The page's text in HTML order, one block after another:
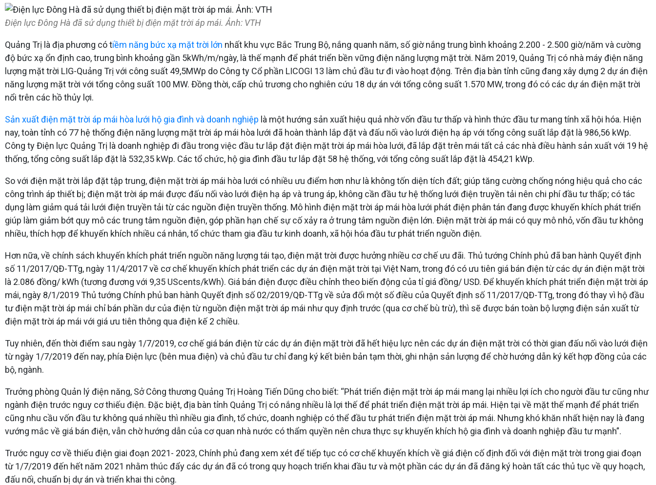
Điện lực Đông Hà đã sử dụng thiết bị điện mặt trời áp mái. Ảnh: VTH
Quảng Trị là địa phương có tiềm năng bức xạ mặt trời lớn nhất khu vực Bắc Trung Bộ, nắng quanh năm, số giờ nắng trung bình khoảng 2.200 - 2.500 giờ/năm và cường
độ bức xạ ổn định cao, trung bình khoảng gần 5kWh/m/ngày, là thế mạnh để phát triển bền vững điện năng lượng mặt trời. Năm 2019, Quảng Trị có nhà máy điện năng
lượng mặt trời LIG-Quảng Trị với công suất 49,5MWp do Công ty Cổ phần LICOGI 13 làm chủ đầu tư đi vào hoạt động. Trên địa bàn tỉnh cũng đang xây dựng 2 dự án điện
năng lượng mặt trời với tổng công suất 100 MW. Đồng thời, cấp chủ trương cho nghiên cứu 18 dự án với tổng công suất 1.570 MW, trong đó có các dự án điện mặt trời
nổi trên các hồ thủy lợi.
Sản xuất điện mặt trời áp mái hòa lưới hộ gia đình và doanh nghiệp là một hướng sản xuất hiệu quả nhờ vốn đầu tư thấp và hình thức đầu tư mang tính xã hội hóa. Hiện
nay, toàn tỉnh có 77 hệ thống điện năng lượng mặt trời áp mái hòa lưới đã hoàn thành lắp đặt và đấu nối vào lưới điện hạ áp với tổng công suất lắp đặt là 986,56 kWp.
Công ty Điện lực Quảng Trị là doanh nghiệp đi đầu trong việc đầu tư lắp đặt điện mặt trời áp mái hòa lưới, đã lắp đặt trên mái tất cả các nhà điều hành sản xuất với 19 hệ
thống, tổng công suất lắp đặt là 532,35 kWp. Các tổ chức, hộ gia đình đầu tư lắp đặt 58 hệ thống, với tổng công suất lắp đặt là 454,21 kWp.
So với điện mặt trời lắp đặt tập trung, điện mặt trời áp mái hòa lưới có nhiều ưu điểm hơn như là không tốn diện tích đất; giúp tăng cường chống nóng hiệu quả cho các
công trình áp thiết bị; điện mặt trời áp mái được đấu nối vào lưới điện hạ áp và trung áp, không cần đầu tư hệ thống lưới điện truyền tải nên chi phí đầu tư thấp; có tác
dụng làm giảm quá tải lưới điện truyền tải từ các nguồn điện truyền thống. Mô hình điện mặt trời áp mái hòa lưới phát điện phân tán đang được khuyến khích phát triển
giúp làm giảm bớt quy mô các trung tâm nguồn điện, góp phần hạn chế sự cố xảy ra ở trung tâm nguồn điện lớn. Điện mặt trời áp mái có quy mô nhỏ, vốn đầu tư không
nhiều, thích hợp để khuyến khích nhiều cá nhân, tổ chức tham gia đầu tư kinh doanh, xã hội hóa đầu tư phát triển nguồn điện.
Hơn nữa, về chính sách khuyến khích phát triển nguồn năng lượng tái tạo, điện mặt trời được hưởng nhiều cơ chế ưu đãi. Thủ tướng Chính phủ đã ban hành Quyết định
số 11/2017/QĐ-TTg, ngày 11/4/2017 về cơ chế khuyến khích phát triển các dự án điện mặt trời tại Việt Nam, trong đó có ưu tiên giá bán điện từ các dự án điện mặt trời
là 2.086 đồng/ kWh (tương đương với 9,35 UScents/kWh). Giá bán điện được điều chỉnh theo biến động của tỉ giá đồng/ USD. Để khuyến khích phát triển điện mặt trời áp
mái, ngày 8/1/2019 Thủ tướng Chính phủ ban hành Quyết định số 02/2019/QĐ-TTg về sửa đổi một số điều của Quyết định số 11/2017/QĐ-TTg, trong đó thay vì hộ đầu
tư điện mặt trời áp mái chỉ bán phần dư của điện từ nguồn điện mặt trời áp mái như quy định trước (qua cơ chế bù trừ), thì sẽ được bán toàn bộ lượng điện sản xuất từ
điện mặt trời áp mái với giá ưu tiên thông qua điện kế 2 chiều.
Tuy nhiên, đến thời điểm sau ngày 1/7/2019, cơ chế giá bán điện từ các dự án điện mặt trời đã hết hiệu lực nên các dự án điện mặt trời có thời gian đấu nối vào lưới điện
từ ngày 1/7/2019 đến nay, phía Điện lực (bên mua điện) và chủ đầu tư chỉ đang ký kết biên bản tạm thời, ghi nhận sản lượng để chờ hướng dẫn ký kết hợp đồng của các
bộ, ngành.
Trưởng phòng Quản lý điện năng, Sở Công thương Quảng Trị Hoàng Tiến Dũng cho biết: “Phát triển điện mặt trời áp mái mang lại nhiều lợi ích cho người đầu tư cũng như
ngành điện trước nguy cơ thiếu điện. Đặc biệt, địa bàn tỉnh Quảng Trị có nắng nhiều là lợi thế để phát triển điện mặt trời áp mái. Hiện tại về mặt thế mạnh để phát triển
cũng nhu cầu vốn đầu tư không quá nhiều thì nhiều gia đình, tổ chức, doanh nghiệp có thể đầu tư phát triển điện mặt trời áp mái. Nhưng khó khăn nhất hiện nay là đang
vướng mắc về giá bán điện, vẫn chờ hướng dẫn của cơ quan nhà nước có thẩm quyền nên chưa thực sự khuyến khích hộ gia đình và doanh nghiệp đầu tư mạnh”.
Trước nguy cơ về thiếu điện giai đoạn 2021- 2023, Chính phủ đang xem xét để tiếp tục có cơ chế khuyến khích về giá điện cố định đối với điện mặt trời trong giai đoạn
từ 1/7/2019 đến hết năm 2021 nhằm thúc đẩy các dự án đã có trong quy hoạch triển khai đầu tư và một phần các dự án đã đăng ký hoàn tất các thủ tục về quy hoạch,
đấu nối, chuẩn bị dự án và triển khai thi công.